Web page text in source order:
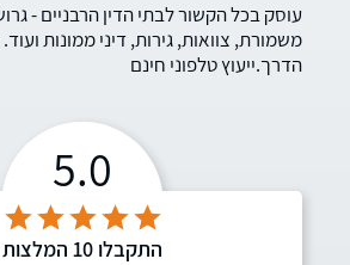
עוסק בכל הקשור לבתי הדין הרבניים -
משמורת, צוואות, גירות, דיני ממונות ועוד.
הדרך.ייעוץ טלפוני חינם
5.0
התקבלו 10 המלצות